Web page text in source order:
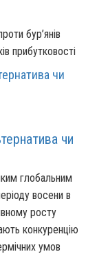
бур’янів
прибутковості
чи
глобальним
восени в
росту
конкуренцію
умов